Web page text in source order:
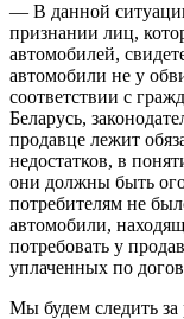
— В данной
признании лиц,
автомобилей,
автомобили не у
соответствии с
Беларусь,
продавце лежит
недостатков, в
они должны быть
потребителям не
автомобили,
потребовать у
уплаченных по
Мы будем следить за